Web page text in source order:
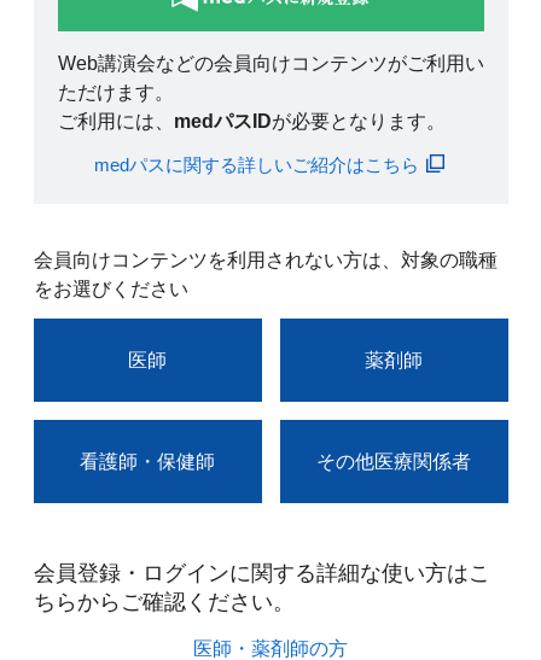
Web講演会などの会員向けコンテンツがご利用い
ただけます。
ご利用には、 medパスIDが必要となります。
medパスに関する詳しいご紹介はこちら
会員向けコンテンツを利用されない方は、対象の職種
をお選びください
医師 薬剤師
看護師・保健師 その他医療関係者
会員登録・ログインに関する詳細な使い方はこ
ちらからご確認ください。​
医師・薬剤師の方​